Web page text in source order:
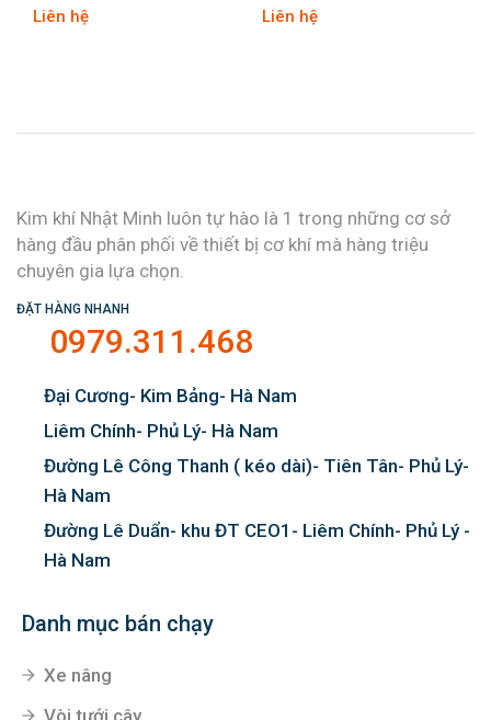
Liên hệ Liên hệ
Kim khí Nhật Minh luôn tự hào là 1 trong những cơ sở
hàng đầu phân phối về thiết bị cơ khí mà hàng triệu
chuyên gia lựa chọn.
ĐẶT HÀNG NHANH
0979.311.468
Đại Cương- Kim Bảng- Hà Nam
Liêm Chính- Phủ Lý- Hà Nam
Đường Lê Công Thanh ( kéo dài)- Tiên Tân- Phủ Lý-
Hà Nam
Đường Lê Duẩn- khu ĐT CEO1- Liêm Chính- Phủ Lý -
Hà Nam
Danh mục bán chạy
Xe nâng
Vòi tưới cây